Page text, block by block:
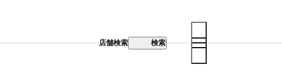
店舗検索 検索